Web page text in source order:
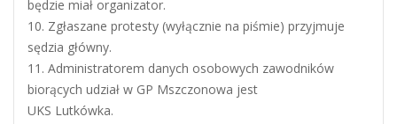
będzie miał organizator.
10. Zgłaszane protesty (wyłącznie na piśmie) przyjmuje
sędzia główny.
11. Administratorem danych osobowych zawodników
biorących udział w GP Mszczonowa jest
UKS Lutkówka.